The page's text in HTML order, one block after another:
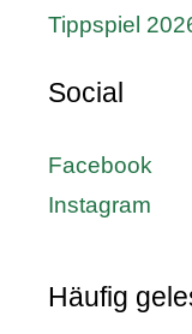
Tippspiel
Social
Facebook
Instagram
Häufig